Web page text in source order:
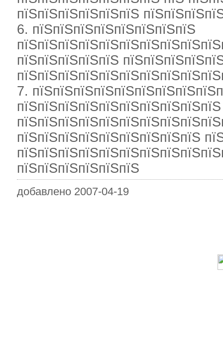
пїЅпїЅпїЅпїЅпїЅпїЅ
6. пїЅпїЅпїЅпїЅпїЅпїЅпїЅпїЅ
пїЅпїЅпїЅпїЅпїЅ
7.
пїЅпїЅпїЅпїЅпїЅпїЅпїЅпїЅпїЅ
пїЅпїЅпїЅпїЅпїЅпїЅ
добавлено 2007-04-19